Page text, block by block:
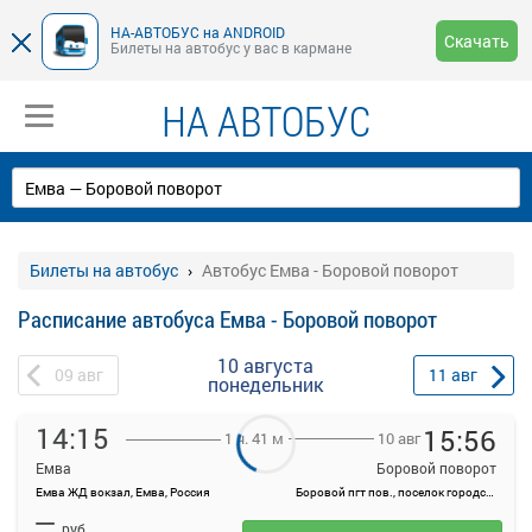
НА-АВТОБУС на ANDROID
Билеты на автобус у вас в кармане
Скачать
НА АВТОБУС
Билеты на автобус Автобус Емва - Боровой поворот
Расписание автобуса Емва - Боровой поворот
09 авг 10 августа
понедельник 11 авг
14:15
Емва
Емва ЖД вокзал, Емва, Россия
1 ч. 41 м 10 авг 15:56
Боровой поворот
Боровой пгт пов., поселок городского типа Боровой, Россия
—
На данной странице вы можете ознакомиться с расписанием и
купить билет онлайн на автобус Емва - Боровой поворот.